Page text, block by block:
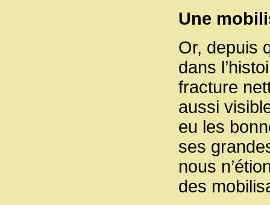
Une
Or, depuis
dans
fracture
aussi
eu les
ses
nous
des